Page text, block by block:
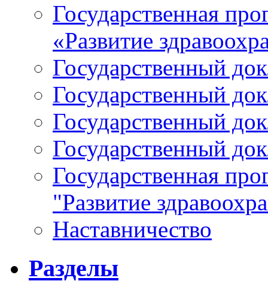
Государственная
«Развитие
Государственный
Государственный
Государственный
Государственный
Государственная
"Развитие
Наставничество
Разделы